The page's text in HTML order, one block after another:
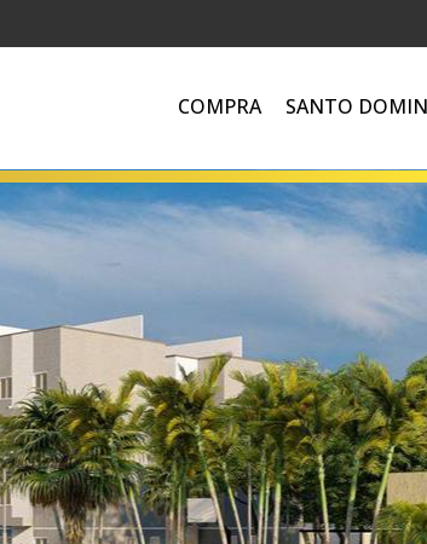
COMPRA SANTO